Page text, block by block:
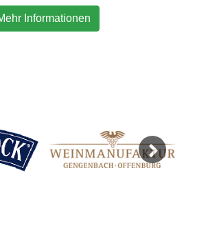
Informationen